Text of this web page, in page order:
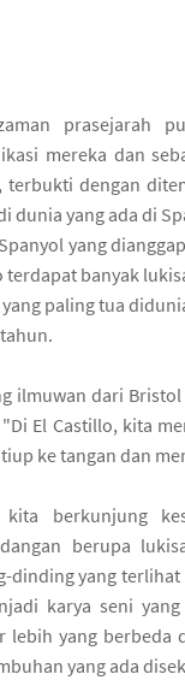
prasejarah
mereka dan
terbukti dengan
dunia yang ada di
yang
terdapat banyak
paling tua
ilmuwan dari
El Castillo, kita
ke tangan dan
kita berkunjung
berupa
dinding yang terlihat
karya seni
lebih yang berbeda
yang ada